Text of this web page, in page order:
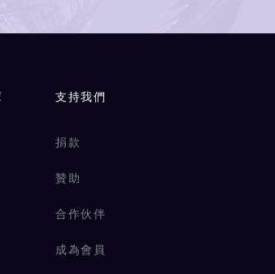
支持我們
捐款
贊助
合作伙伴
成為會員